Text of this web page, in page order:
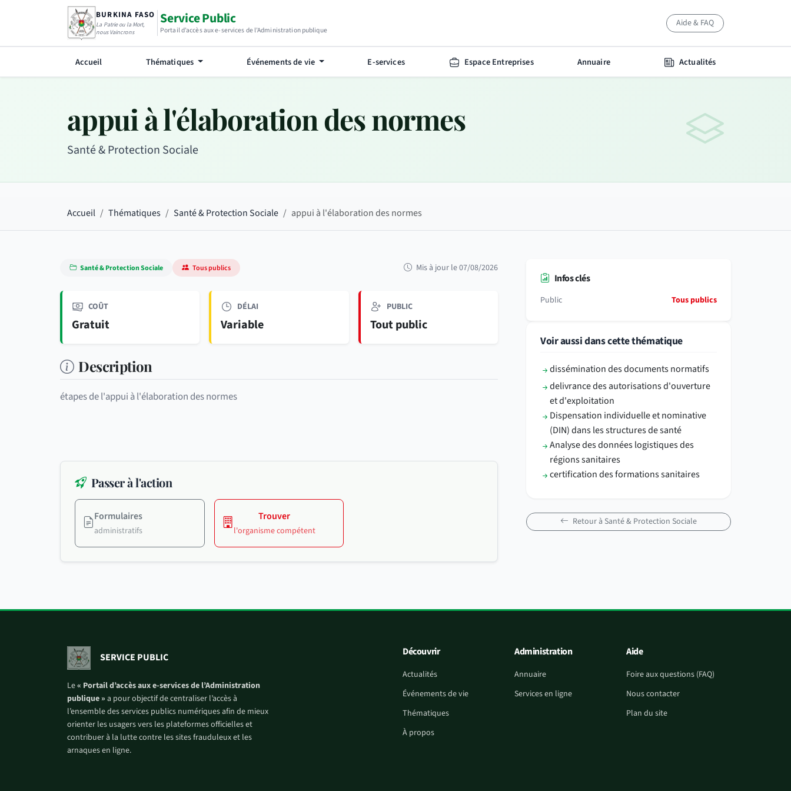
BURKINA FASO
La Patrie ou la Mort,
nous Vaincrons
Service Public
Portail d’accès aux e-services de l’Administration publique
Aide & FAQ
Accueil Thématiques Événements de vie E-services Espace Entreprises Annuaire Actualités
appui à l'élaboration des normes
Santé & Protection Sociale
Accueil Thématiques Santé & Protection Sociale appui à l'élaboration des normes
Santé & Protection Sociale Tous publics Mis à jour le 07/08/2026
COÛT
Gratuit
DÉLAI
Variable
PUBLIC
Tout public
Description
étapes de l'appui à l'élaboration des normes
Passer à l'action
Formulaires
administratifs
Trouver
l'organisme compétent
Infos clés
Public Tous publics
Voir aussi dans cette thématique
dissémination des documents normatifs
delivrance des autorisations d'ouverture
et d'exploitation
Dispensation individuelle et nominative
(DIN) dans les structures de santé
Analyse des données logistiques des
régions sanitaires
certification des formations sanitaires
Retour à Santé & Protection Sociale
SERVICE PUBLIC
Le« Portail d’accès aux e-services de l’Administration
publique » a pour objectif de centraliser l’accès à
l’ensemble des services publics numériques afin de mieux
orienter les usagers vers les plateformes officielles et
contribuer à la lutte contre les sites frauduleux et les
arnaques en ligne.
Découvrir
Actualités
Événements de vie
Thématiques
À propos
Administration
Annuaire
Services en ligne
Aide
Foire aux questions (FAQ)
Nous contacter
Plan du site